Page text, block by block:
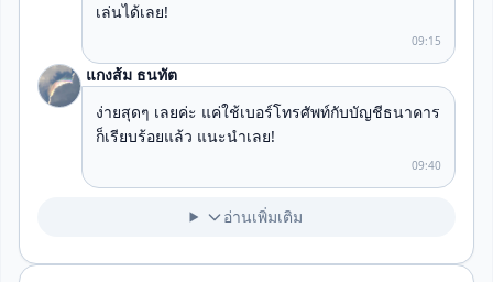
เล่นได้เลย!
09:15
แกงส้ม ธนทัต
ง่ายสุดๆ เลยค่ะ แค่ใช้เบอร์โทรศัพท์กับบัญชีธนาคาร
ก็เรียบร้อยแล้ว แนะนำเลย!
09:40
อ่านเพิ่มเติม